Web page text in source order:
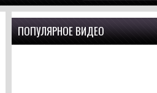
ПОПУЛЯРНОЕ ВИДЕО